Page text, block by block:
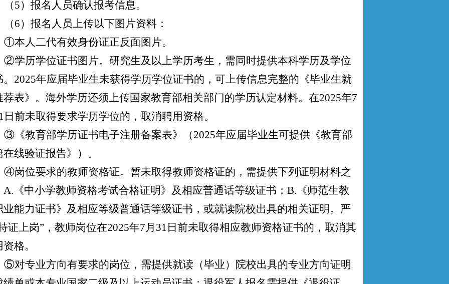
（5） 报名人员确认报考信息。
（6）报名人员上传以下图片资料：
①本人二代有效身份证正反面图片。
②学历学位证书图片。研究生及以上学历考生，需同时提供本科学历及学位
。2025年应届毕业生未获得学历学位证书的，可上传信息完整的《毕业生就
荐表》。海外学历还须上传国家教育部相关部门的学历认定材料。在2025年7
日前未取得要求学历学位的，取消聘用资格。
③《教育部学历证书电子注册备案表》（2025年应届毕业生可提供《教育部
在线验证报告》）。
④岗位要求的教师资格证。暂未取得教师资格证的，需提供下列证明材料之
A.《中小学教师资格考试合格证明》及相应普通话等级证书；B.《师范生教
业能力证书》及相应等级普通话等级证书，或就读院校出具的相关证明。严
证上岗”，教师岗位在2025年7月31日前未取得相应教师资格证书的，取消其
资格。
⑤对专业方向有要求的岗位，需提供就读（毕业）院校出具的专业方向证明